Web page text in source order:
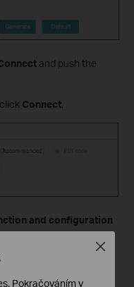
and push the
Connect.
and configuration
the manual of
Pokračováním v
Close